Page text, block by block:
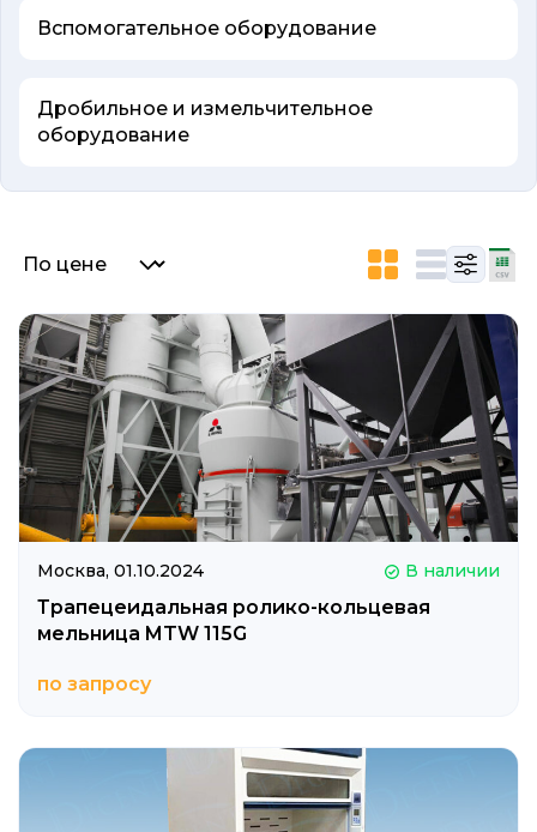
Вспомогательное оборудование
Дробильное и измельчительное
оборудование
Список объявлений
Москва, 01.10.2024 В наличии
Трапецеидальная ролико-кольцевая
мельница MTW 115G
по запросу